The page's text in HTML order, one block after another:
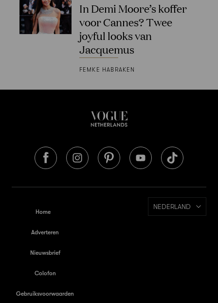
In Demi Moore’s koffer
voor Cannes? Twee
joyful looks van
Jacquemus
FEMKE HABRAKEN
Home
Adverteren
Nieuwsbrief
Colofon
Gebruiksvoorwaarden
NEDERLAND